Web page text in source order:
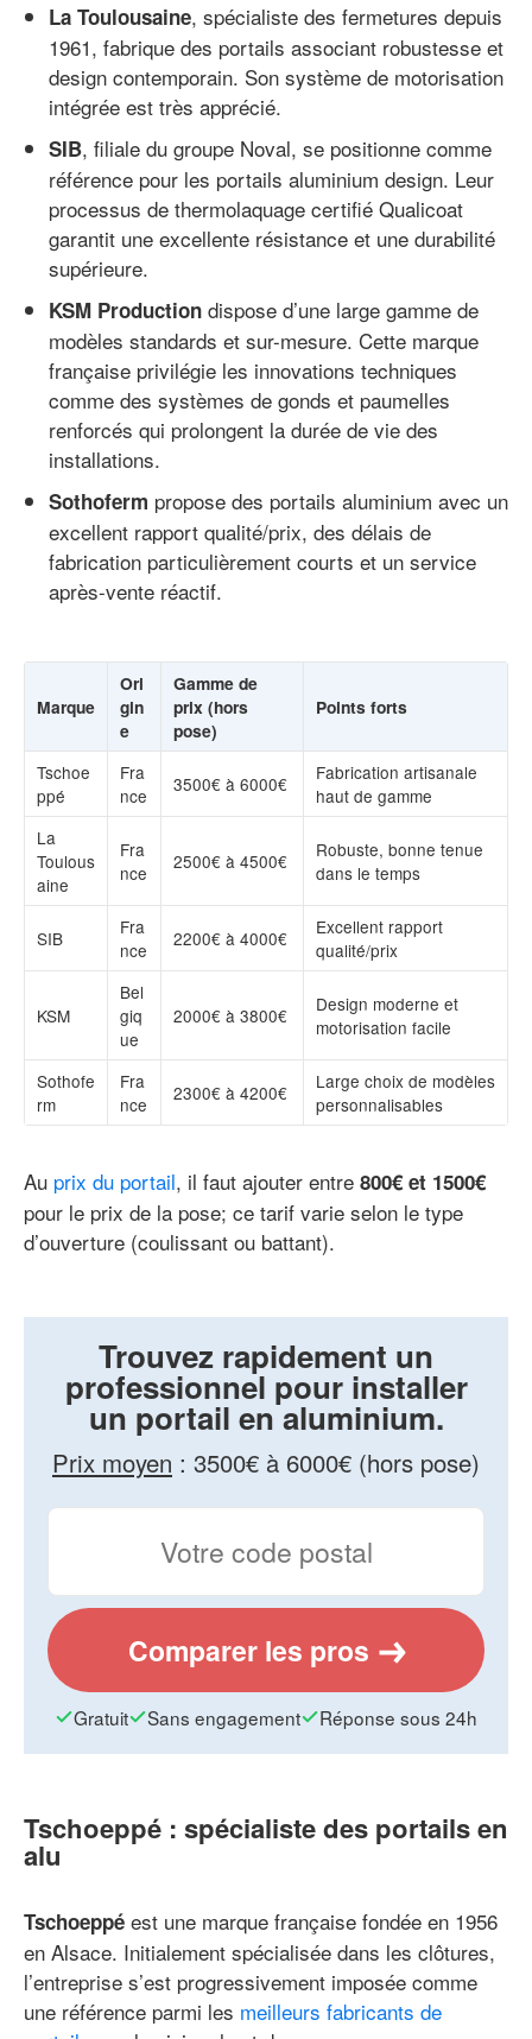
La Toulousaine, spécialiste des fermetures depuis
1961, fabrique des portails associant robustesse et
design contemporain. Son système de motorisation
intégrée est très apprécié.
SIB, filiale du groupe Noval, se positionne comme
référence pour les portails aluminium design. Leur
processus de thermolaquage certifié Qualicoat
garantit une excellente résistance et une durabilité
supérieure.
KSM Production dispose d’une large gamme de
modèles standards et sur-mesure. Cette marque
française privilégie les innovations techniques
comme des systèmes de gonds et paumelles
renforcés qui prolongent la durée de vie des
installations.
Sothoferm propose des portails aluminium avec un
excellent rapport qualité/prix, des délais de
fabrication particulièrement courts et un service
après-vente réactif.
Marque
Ori
gin
e
Gamme de
prix (hors
pose)
Points forts
Tschoe
ppé
Fra
nce
3500€ à 6000€
Fabrication artisanale
haut de gamme
La
Toulous
aine
Fra
nce
2500€ à 4500€
Robuste, bonne tenue
dans le temps
SIB
Fra
nce
2200€ à 4000€
Excellent rapport
qualité/prix
KSM
Bel
giq
ue
2000€ à 3800€
Design moderne et
motorisation facile
Sothofe
rm
Fra
nce
2300€ à 4200€
Large choix de modèles
personnalisables
Au prix du portail, il faut ajouter entre 800€ et 1500€
pour le prix de la pose; ce tarif varie selon le type
d’ouverture (coulissant ou battant).
Trouvez rapidement un
professionnel pour installer
un portail en aluminium.
Prix moyen : 3500€ à 6000€ (hors pose)
Comparer les pros
Gratuit Sans engagement Réponse sous 24h
Tschoeppé : spécialiste des portails en
alu
Tschoeppé est une marque française fondée en 1956
en Alsace. Initialement spécialisée dans les clôtures,
l’entreprise s’est progressivement imposée comme
une référence parmi les meilleurs fabricants de